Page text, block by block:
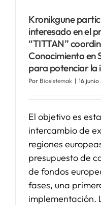
SERVICIOS
APOYO I+D+I
Kronikgune
interesado en el
“TITTAN”
Conocimiento en
para potenciar la
Por Biosistemak | 16 junio
El objetivo es
intercambio de
regiones
presupuesto de
de fondos
fases, una
implementación.